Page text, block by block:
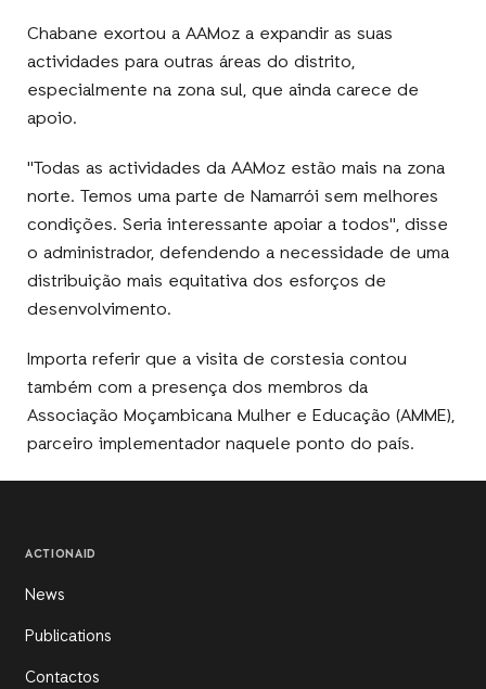
Chabane exortou a AAMoz a expandir as suas
actividades para outras áreas do distrito,
especialmente na zona sul, que ainda carece de
apoio.
"Todas as actividades da AAMoz estão mais na zona
norte. Temos uma parte de Namarrói sem melhores
condições. Seria interessante apoiar a todos", disse
o administrador, defendendo a necessidade de uma
distribuição mais equitativa dos esforços de
desenvolvimento.
Importa referir que a visita de corstesia contou
também com a presença dos membros da
Associação Moçambicana Mulher e Educação (AMME),
parceiro implementador naquele ponto do país.
ACTIONAID
News
Publications
Contactos